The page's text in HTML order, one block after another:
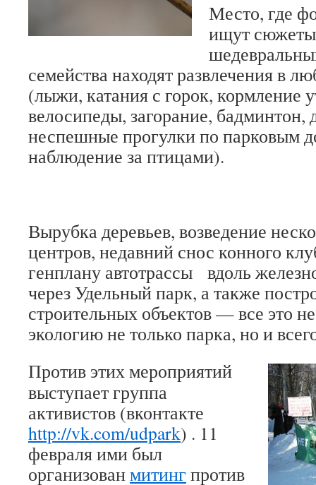
Место, где
ищут
семейства находят развлечения в
(лыжи, катания с горок, кормление
велосипеды, загорание, бадминтон,
неспешные прогулки по парковым
наблюдение за птицами).
Вырубка деревьев, возведение
центров, недавний снос конного
генплану автотрассы вдоль
через Удельный парк, а также
строительных объектов — все это
экологию не только парка, но и
Против этих мероприятий
выступает группа
активистов (вконтакте
http://vk.com/udpark) . 11
февраля ими был
организованмитинг против